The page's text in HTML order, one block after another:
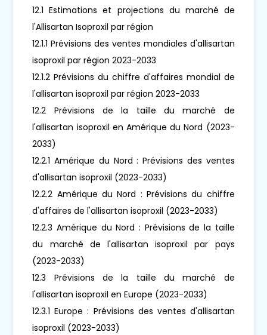
12.1 Estimations et projections du marché de
l'Allisartan Isoproxil par région
12.1.1 Prévisions des ventes mondiales d'allisartan
isoproxil par région 2023-2033
12.1.2 Prévisions du chiffre d'affaires mondial de
l'allisartan isoproxil par région 2023-2033
12.2 Prévisions de la taille du marché de
l'allisartan isoproxil en Amérique du Nord (2023-
2033)
12.2.1 Amérique du Nord : Prévisions des ventes
d'allisartan isoproxil (2023-2033)
12.2.2 Amérique du Nord : Prévisions du chiffre
d'affaires de l'allisartan isoproxil (2023-2033)
12.2.3 Amérique du Nord : Prévisions de la taille
du marché de l'allisartan isoproxil par pays
(2023-2033)
12.3 Prévisions de la taille du marché de
l'allisartan isoproxil en Europe (2023-2033)
12.3.1 Europe : Prévisions des ventes d'allisartan
isoproxil (2023-2033)